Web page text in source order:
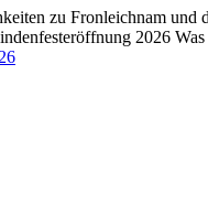
zu Fronleichnam
2026